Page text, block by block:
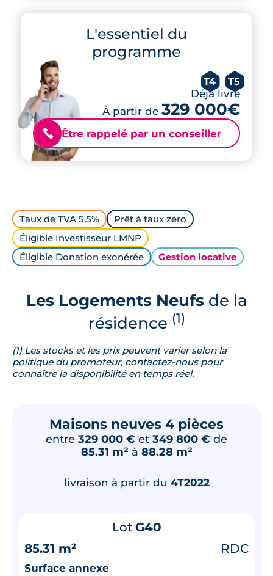
L'essentiel du
programme
T4 T5
Déjà livré
À partir de 329 000€
📞 Être rappelé par un conseiller
Taux de TVA 5,5%
Prêt à taux zéro
Éligible Investisseur LMNP
Éligible Donation exonérée
Gestion locative
Les Logements Neufsde la
résidence (1)
(1) Les stocks et les prix peuvent varier selon la
politique du promoteur, contactez-nous pour
connaître la disponibilité en temps réel.
Maisons neuves 4 pièces
entre 329 000 € et 349 800 € de
85.31 m² à 88.28 m²
livraison à partir du 4T2022
Lot G40
85.31 m²
RDC
Surface annexe